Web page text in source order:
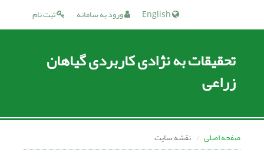
ثبت نام ورود به سامانه
تحقیقات به نژادی کاربردی گیاهان
زراعی
صفحه اصلی نقشه سایت